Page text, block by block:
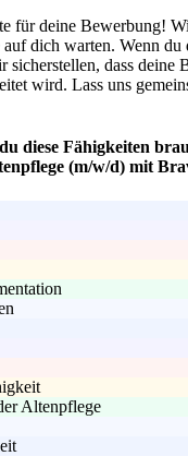
für deine Bewerbung!
auf dich warten. Wenn
sicherstellen, dass deine
wird. Lass uns
diese Fähigkeiten
(m/w/d) mit
Altenpflege